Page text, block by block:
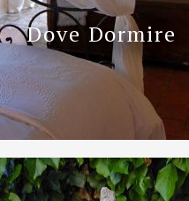
Dove Dormire